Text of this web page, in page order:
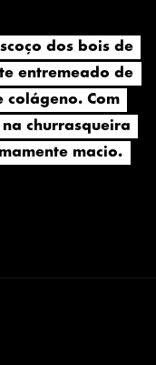
dos bois de
entremeado de
colágeno. Com
churrasqueira
macio.
dos bois de
entremeado de
colágeno. Com
churrasqueira
macio.